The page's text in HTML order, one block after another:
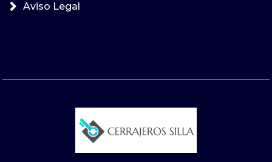
Aviso Legal